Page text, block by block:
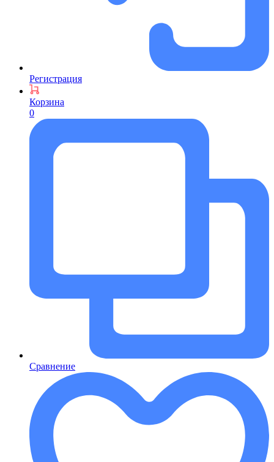
Регистрация
Корзина
0
Сравнение